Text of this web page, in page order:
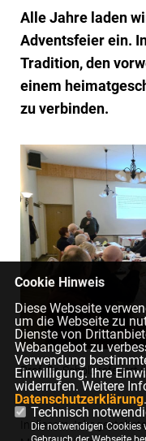
Alle Jahre laden
Adventsfeier ein.
Tradition, den
einem
zu verbinden.
Prof. Dr. Scholz referiert
In diesem Jahr
Cookie Hinweis
Diese Webseite
um die Webseite zu
Dienste von
Webangebot zu
Verwendung
Einwilligung. Ihre
widerrufen. Weitere
Datenschutzerklärung.
Technisch
Die notwendigen